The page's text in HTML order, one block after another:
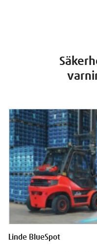
Linde BlueSpot